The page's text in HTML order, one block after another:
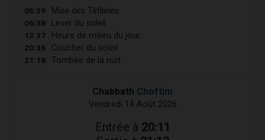
05:39 Mise des Téfilines
06:38 Lever du soleil
13:37 Heure de milieu du jour
20:36 Coucher du soleil
21:18 Tombée de la nuit
Chabbath Choftim
Vendredi 14 Août 2026
Entrée à 20:11